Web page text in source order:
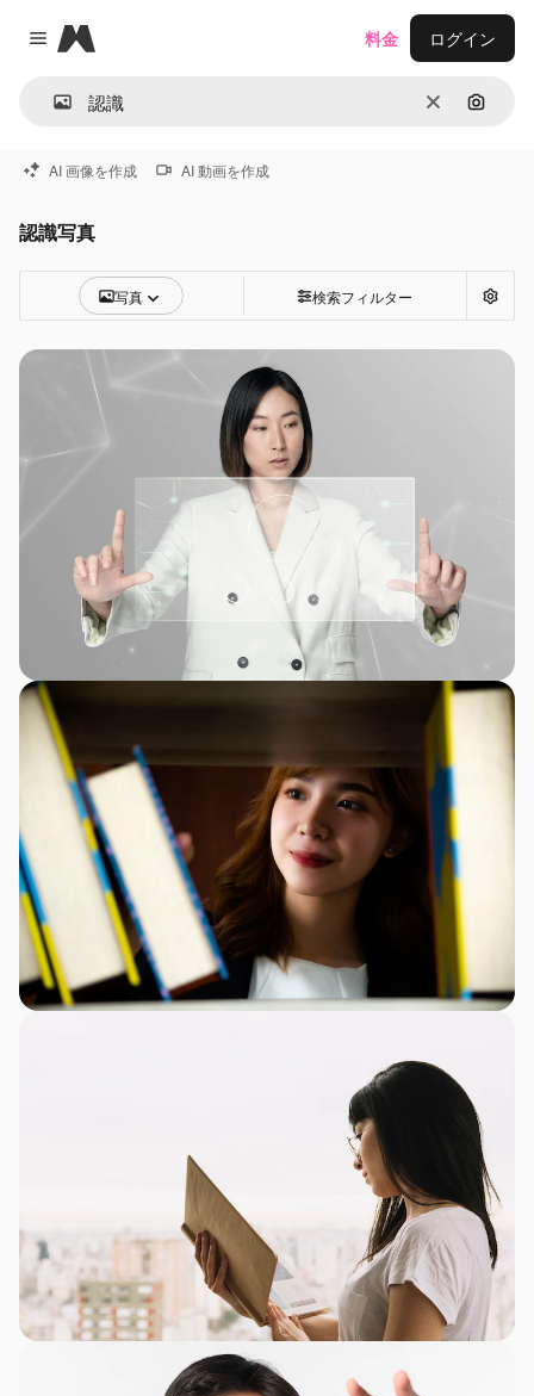
Close menu
Magnific
消去 画像で
料金 ログイン
AI 画像を作成 AI 動画を作成
認識写真
写真 検索フィルター